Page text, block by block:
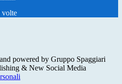
volte
powered by Gruppo Spaggiari
& New Social Media